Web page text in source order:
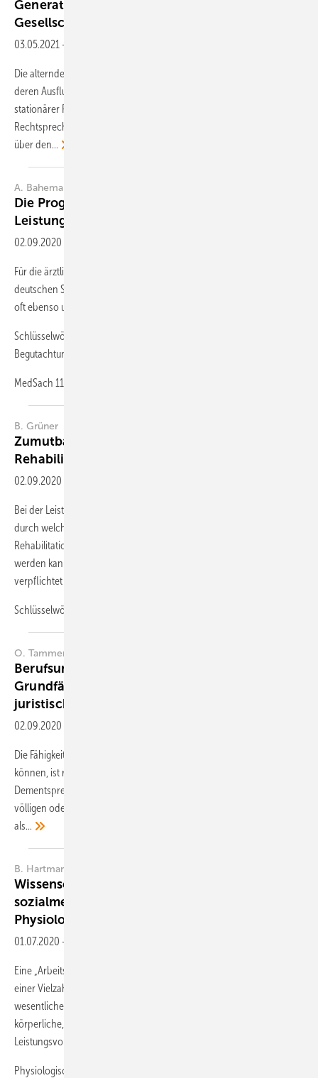
Generationensolidarität in der alternden
Gesellschaft vor neuen
03.05.2021 -
Die alternde Gesellschaft rückt Generationensolidarität in den Focus,
deren Ausfluss der Anspruch auf Elternunterhalt ist. Er tritt häufig bei
stationärer Pflege des Unterhaltsberechtigten auf. Die
Rechtsprechung sieht verschiedene Entlastungsmöglichkeiten - auch
überden...
A. Bahemann
Die Prognose in der Beurteilung der
Leistungsfähigkeit
02.09.2020
Für die ärztliche Begutachtung zur Leistungsfähigkeit nach dem
deutschen Sozialgesetzbuch sind Hinweise zur Prognose in der Regel
oft ebenso unverzichtbar wie auch anspruchsvoll.
Schlüsselwörter Sozialgesetzbuch – Leistungsfähigkeit – Prognose –
Begutachtung
MedSach 116
B. Grüner
Zumutbarkeit in Behandlung und
Rehabilitationsmöglichkeiten
02.09.2020
Bei der Leistungsgewährung im Sozialrecht ist eine zentrale Frage,
durch welche medizinischen Behandlungsmaßnahmen oder
Rehabilitationsmaßnahmen der Eintritt des Leistungsfalles verhindert
werden kann und ob der Anspruchsteller zur Mitwirkung hierbei
verpflichtet ist.
Schlüsselwörte...
O. Tammer
Berufsunfähigkeit, Erwerbsunfähigkeit,
Grundfähigkeit in der Privatversicherung – aus
juristischer
02.09.2020
Die Fähigkeit, durch berufliche Tätigkeit ein Einkommen generieren zu
können, ist regelmäßig von wirtschaftlich existenzieller Bedeutung.
Dementsprechend werden Versicherungsprodukte, die das Risiko des
völligen oder teilweisen Wegfalls dieser Fähigkeit absichern sollen,
als...
B. Hartmann
Wissenschaftliche Grundlagen für die
sozialmedizinische Leistungsbeurteilung –
Physiologische
01.07.2020 -
Eine „Arbeitsleistung“ beruht auf dem komplexen Zusammenwirken
einer Vielzahl einzelner nicht nur physiologischer Fähigkeiten. Die
wesentlichen Voraussetzungen von Leistungsfähigkeit betreffen
körperliche, sensorische, kognitive und psychische
Leistungsvoraussetzungen.
Physiologisch...